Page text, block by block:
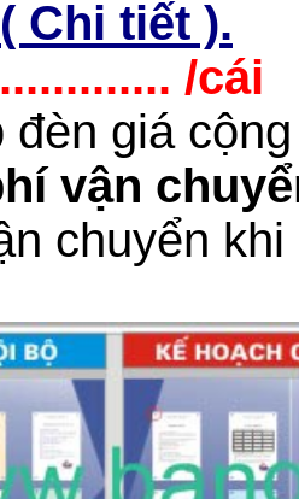
( Chi tiết ).
/cái
đèn giá
vận
chuyển